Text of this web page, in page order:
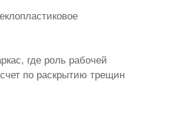
где роль рабочей
по раскрытию трещин